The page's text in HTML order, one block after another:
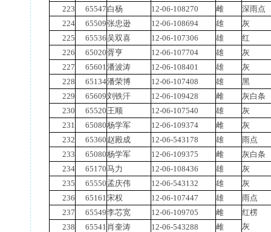
223
65547 白杨 12-06-108270 雌
深雨点
224
65509张忠逊 12-06-108694 雄
灰
225
65536吴双喜 12-06-107306 雄
红
226
65020胥亨 12-06-107704 雄
灰
227
65601潘波涛 12-06-108401 雄
灰
228
65134潘荣博 12-06-107408 雄
黑
229
65609刘铁汗 12-06-109428 雌
灰白条
230
65520 王顺 12-06-107540 雄
灰
231
65080杨学军 12-06-109374 雌
灰
232
65360 赵殿成 12-06-543178 雄
雨点
233
65080杨学军 12-06-109375 雌
灰白条
234
65170马力 12-06-108436 雄
灰
235
65550 孟庆伟 12-06-543132 雄
灰
236
65161宋权 12-06-107447 雄
雨点
237
65549李芯宽 12-06-109705 雌
红楞
238
65541 肖奎涛 12-06-543288 雌
灰